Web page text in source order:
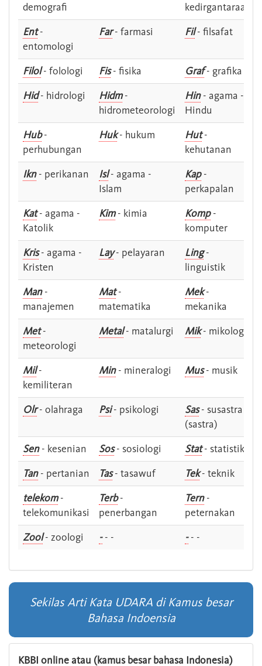
demografi
kedirgantaraan
Ent-
entomologi
Far- farmasi Fil- filsafat
Filol- folologi Fis- fisika Graf- grafika
Hid- hidrologi Hidm-
hidrometeorologi
Hin- agama -
Hindu
Hub-
perhubungan
Huk- hukum Hut-
kehutanan
Ikn- perikanan Isl- agama -
Islam
Kap-
perkapalan
Kat- agama -
Katolik
Kim- kimia Komp-
komputer
Kris- agama -
Kristen
Lay- pelayaran Ling-
linguistik
Man-
manajemen
Mat-
matematika
Mek-
mekanika
Met-
meteorologi
Metal- matalurgi Mik- mikologi
Mil-
kemiliteran
Min- mineralogi Mus- musik
Olr- olahraga Psi- psikologi Sas- susastra -
(sastra)
Sen- kesenian Sos- sosiologi Stat- statistik
Tan- pertanian Tas- tasawuf Tek- teknik
telekom-
telekomunikasi
Terb-
penerbangan
Tern-
peternakan
Zool- zoologi -- - -- -
Sekilas Arti Kata UDARA di Kamus besar
Bahasa Indoensia
KBBI online atau (kamus besar bahasa Indonesia)